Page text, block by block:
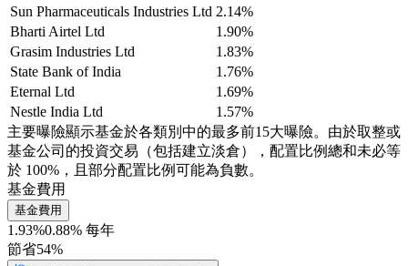
Sun Pharmaceuticals Industries Ltd 2.14%
Bharti Airtel Ltd
1.90%
Grasim Industries Ltd
1.83%
State Bank of India
1.76%
Eternal Ltd
1.69%
Nestle India Ltd
1.57%
主要曝險顯示基金於各類別中的最多前15大曝險。由於取整或
基金公司的投資交易（包括建立淡倉），配置比例總和未必等
於 100%，且部分配置比例可能為負數。
基金費用
基金費用
1.93%0.88% 每年
節省54%